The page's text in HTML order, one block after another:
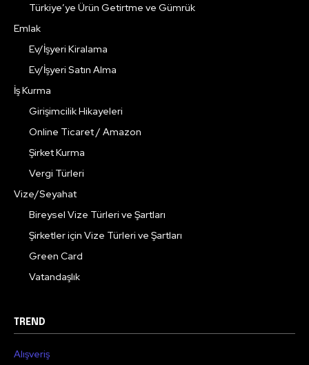
Türkiye’ye Ürün Getirtme ve Gümrük
Emlak
Ev/İşyeri Kiralama
Ev/İşyeri Satın Alma
İş Kurma
Girişimcilik Hikayeleri
Online Ticaret / Amazon
Şirket Kurma
Vergi Türleri
Vize/Seyahat
Bireysel Vize Türleri ve Şartları
Şirketler için Vize Türleri ve Şartları
Green Card
Vatandaşlık
TREND
Alışveriş